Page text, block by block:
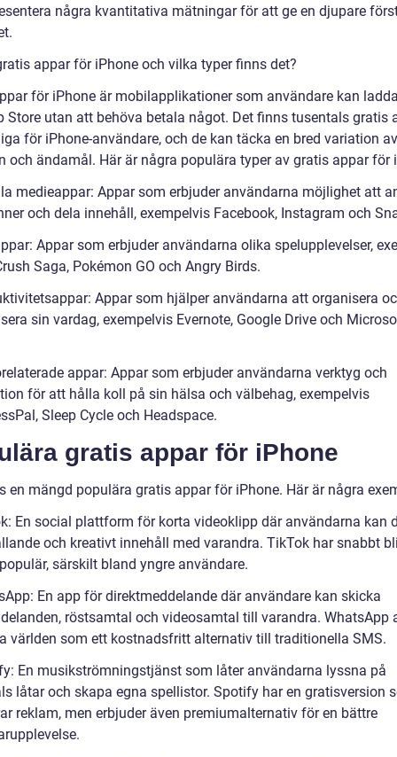
några kvantitativa mätningar för att ge en djupare
appar för iPhone och vilka typer finns det?
för iPhone är mobilapplikationer som användare kan
Store utan att behöva betala något. Det finns tusentals gratis
för iPhone-användare, och de kan täcka en bred variation av
och ändamål. Här är några populära typer av gratis appar för
medieappar: Appar som erbjuder användarna möjlighet att
och dela innehåll, exempelvis Facebook, Instagram och
Appar som erbjuder användarna olika spelupplevelser,
Saga, Pokémon GO och Angry Birds.
Appar som hjälper användarna att organisera
sin vardag, exempelvis Evernote, Google Drive och
appar: Appar som erbjuder användarna verktyg och
för att hålla koll på sin hälsa och välbehag, exempelvis
Sleep Cycle och Headspace.
gratis appar för iPhone
en mängd populära gratis appar för iPhone. Här är några
En social plattform för korta videoklipp där användarna kan
och kreativt innehåll med varandra. TikTok har snabbt
särskilt bland yngre användare.
En app för direktmeddelande där användare kan skicka
röstsamtal och videosamtal till varandra. WhatsApp
världen som ett kostnadsfritt alternativ till traditionella SMS.
En musikströmningstjänst som låter användarna lyssna på
låtar och skapa egna spellistor. Spotify har en gratisversion
reklam, men erbjuder även premiumalternativ för en bättre